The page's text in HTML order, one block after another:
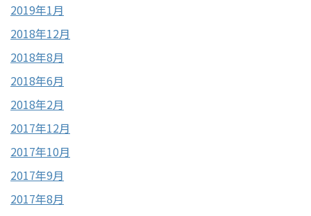
2019年1月
2018年12月
2018年8月
2018年6月
2018年2月
2017年12月
2017年10月
2017年9月
2017年8月